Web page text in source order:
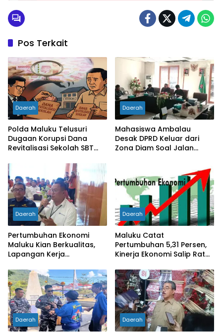
Pos Terkait
Daerah
Polda Maluku Telusuri
Dugaan Korupsi Dana
Revitalisasi Sekolah SBT
Diperiksa
Daerah
Mahasiswa Ambalau
Desak DPRD Keluar dari
Zona Diam Soal Jalan
Daerah
Pertumbuhan Ekonomi
Maluku Kian Berkualitas,
Lapangan Kerja
Kemiskinan Turun
Daerah
Maluku Catat
Pertumbuhan 5,31 Persen,
Kinerja Ekonomi Salip Rata-
Daerah Daerah